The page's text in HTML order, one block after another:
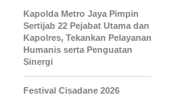
Kapolda Metro Jaya Pimpin
Sertijab 22 Pejabat Utama dan
Kapolres, Tekankan Pelayanan
Humanis serta Penguatan
Sinergi
Festival Cisadane 2026